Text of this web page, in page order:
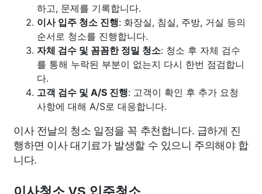
하고, 문제를 기록합니다.
이사 입주 청소 진행: 화장실, 침실, 주방, 거실 등의
순서로 청소를 진행합니다.
자체 검수 및 꼼꼼한 정밀 청소: 청소 후 자체 검수
를 통해 누락된 부분이 없는지 다시 한번 점검합니
다.
고객 검수 및 A/S 진행: 고객이 확인 후 추가 요청
사항에 대해 A/S로 대응합니다.
이사 전날의 청소 일정을 꼭 추천합니다. 급하게 진
행하면 이사 대기료가 발생할 수 있으니 주의해야 합
니다.